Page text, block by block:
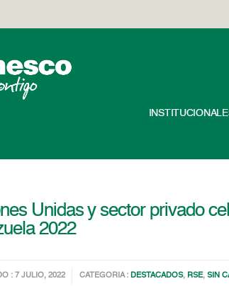
Unidas y sector privado
2022
: 7 JULIO, 2022 CATEGORIA : DESTACADOS, RSE,SIN